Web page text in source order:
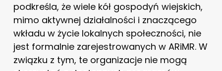
podkreśla, że wiele kół gospodyń wiejskich,
mimo aktywnej działalności i znaczącego
wkładu w życie lokalnych społeczności, nie
jest formalnie zarejestrowanych w ARiMR. W
związku z tym, te organizacje nie mogą